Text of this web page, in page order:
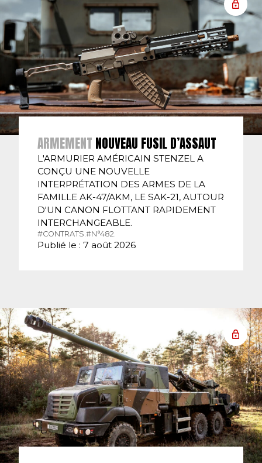
ARMEMENT NOUVEAU FUSIL D’ASSAUT
L'ARMURIER AMÉRICAIN STENZEL A
CONÇU UNE NOUVELLE
INTERPRÉTATION DES ARMES DE LA
FAMILLE AK-47/AKM, LE SAK-21, AUTOUR
D'UN CANON FLOTTANT RAPIDEMENT
INTERCHANGEABLE.
#CONTRATS.#N°482.
Publié le : 7 août 2026